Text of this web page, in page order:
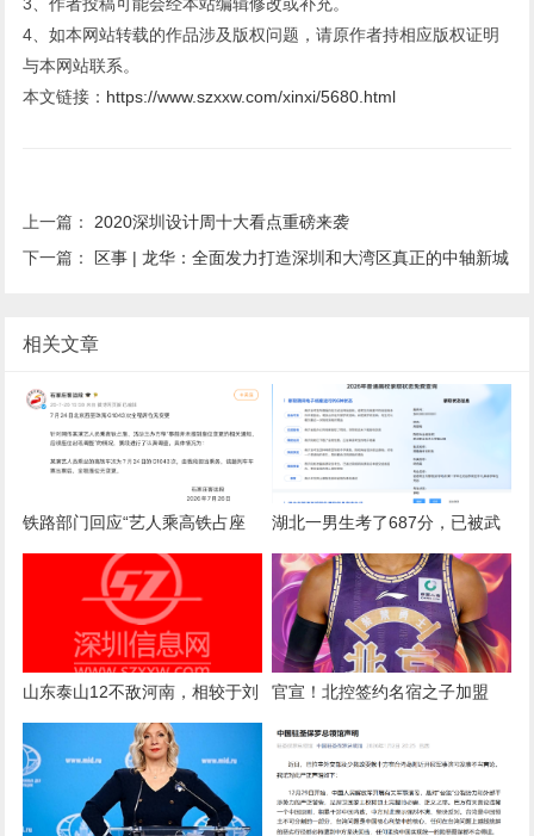
4、如本网站转载的作品涉及版权问题，请原作者持相应版权证明
与本网站联系。
本文链接： https://www.szxxw.com/xinxi/5680.html
上一篇： 2020深圳设计周十大看点重磅来袭
下一篇： 区事 | 龙华：全面发力打造深圳和大湾区真正的中轴新城
相关文章
铁路部门回应“艺人乘高铁占座
湖北一男生考了687分，已被武
汉职业技术大学录取，查到录取
结果时，刚从鱼塘喂完鱼回来，
本人回应：想当网络工程师
山东泰山12不敌河南，相较于刘
彬彬、段刘愚的离队，这4人更
应离去
官宣！北控签约名宿之子加盟
NBA发展联盟场均21.5分